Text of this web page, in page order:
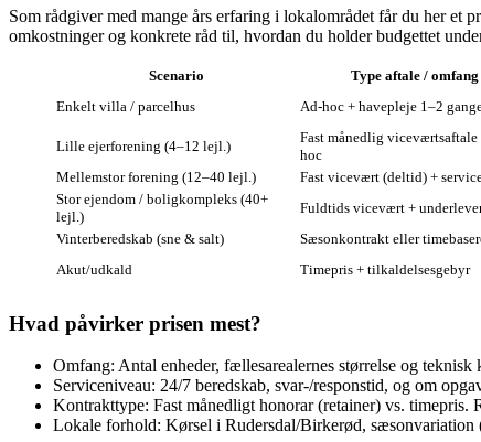
Som rådgiver med mange års erfaring i lokalområdet får du her
omkostninger og konkrete råd til, hvordan du holder budgettet
Scenario Type aftale / omfang
Enkelt villa / parcelhus
Ad-hoc + havepleje 1–2
Lille ejerforening (4–12 lejl.)
Fast månedlig viceværtsaftale
hoc
Mellemstor forening (12–40 lejl.)
Fast vicevært (deltid) +
Stor ejendom / boligkompleks (40+
lejl.)
Fuldtids vicevært +
Vinterberedskab (sne & salt)
Sæsonkontrakt eller
Akut/udkald
Timepris + tilkaldelsesgebyr
Hvad påvirker prisen mest?
Omfang: Antal enheder, fællesarealernes størrelse og
Serviceniveau: 24/7 beredskab, svar‑/responstid, og om
Kontrakttype: Fast månedligt honorar (retainer) vs.
Lokale forhold: Kørsel i Rudersdal/Birkerød, sæsonvariation